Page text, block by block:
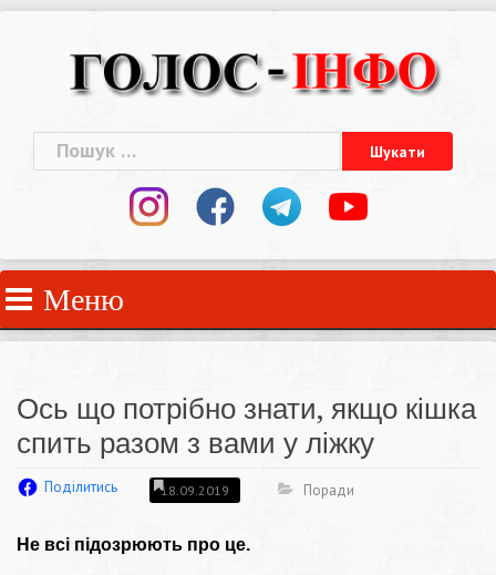
Пошук:
Меню
Ось що потрібно знати, якщо кішка
спить разом з вами у ліжку
Поділитись 18.09.2019 Поради
Не всі підозрюють про це.